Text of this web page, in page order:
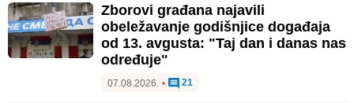
Zborovi građana najavili
obeležavanje godišnjice događaja
od 13. avgusta: "Taj dan i danas nas
određuje"
07.08.2026. • 21